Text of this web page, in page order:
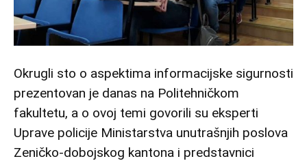
Okrugli sto o aspektima informacijske sigurnosti
prezentovan je danas na Politehničkom
fakultetu, a o ovoj temi govorili su eksperti
Uprave policije Ministarstva unutrašnjih poslova
Zeničko-dobojskog kantona i predstavnici